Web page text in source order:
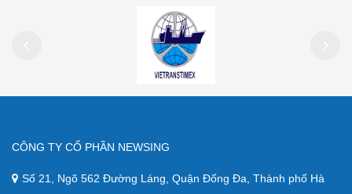
CÔNG TY CỔ PHẦN NEWSING
Số 21, Ngõ 562 Đường Láng, Quận Đống Đa, Thành phố Hà